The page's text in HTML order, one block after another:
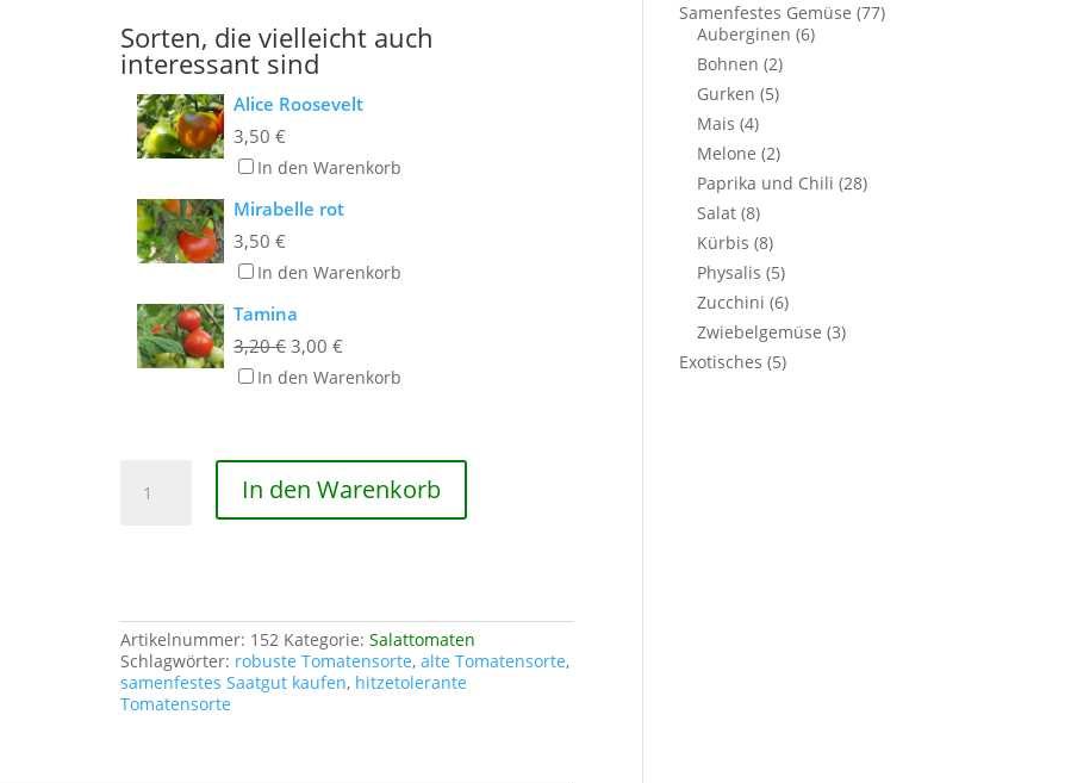
Sorten, die vielleicht auch
interessant sind
Alice Roosevelt
3,50€
In den Warenkorb
Mirabelle rot
3,50€
In den Warenkorb
Tamina
3,20€ Ursprünglicher
Preis
3,00€Aktueller
Preis
In den Warenkorb
Fleißtomate
In den Warenkorb
Artikelnummer: 152 Kategorie:Salattomaten
Schlagwörter: robuste Tomatensorte,alte Tomatensorte,
samenfestes Saatgut kaufen, hitzetolerante
Tomatensorte
Samenfestes Gemüse (77)
Auberginen (6)
Bohnen (2)
Gurken (5)
Mais (4)
Melone (2)
Paprika und Chili (28)
Salat (8)
Kürbis (8)
Physalis (5)
Zucchini (6)
Zwiebelgemüse (3)
Exotisches (5)